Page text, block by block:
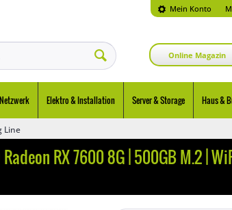
Mein Konto
Online Magazin
Netzwerk Elektro & Installation Server & Storage Haus &
Line
RX 7600 8G | 500GB M.2 |